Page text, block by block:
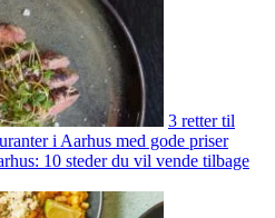
3 retter til
i Aarhus med gode priser
10 steder du vil vende tilbage